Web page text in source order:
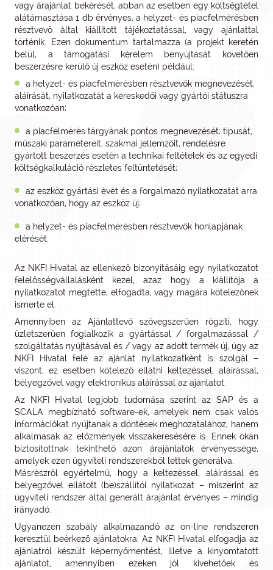
vagy árajánlat bekérését, abban az esetben egy költségtétel
alátámasztása 1 db érvényes, a helyzet- és piacfelmérésben
résztvevő által kiállított tájékoztatással, vagy ajánlattal
történik. Ezen dokumentum tartalmazza (a projekt keretén
belül, a támogatási kérelem benyújtását követően
beszerzésre kerülő új eszköz esetén) például:
a helyzet- és piacfelmérésben résztvevők megnevezését,
aláírását, nyilatkozatát a kereskedői vagy gyártói státuszra
vonatkozóan;
a piacfelmérés tárgyának pontos megnevezését; típusát,
műszaki paramétereit, szakmai jellemzőit, rendelésre
gyártott beszerzés esetén a technikai feltételek és az egyedi
költségkalkuláció részletes feltüntetését;
az eszköz gyártási évét és a forgalmazó nyilatkozatát arra
vonatkozóan, hogy az eszköz új;
a helyzet- és piacfelmérésben résztvevők honlapjának
elérését.
Az NKFI Hivatal az ellenkező bizonyításáig egy nyilatkozatot
felelősségvállalásként kezel, azaz hogy a kiállítója a
nyilatkozatot megtette, elfogadta, vagy magára kötelezőnek
ismerte el.
Amennyiben az Ajánlattevő szövegszerűen rögzíti, hogy
üzletszerűen foglalkozik a gyártással / forgalmazással /
szolgáltatás nyújtásával és / vagy az adott termék új, úgy az
NKFI Hivatal felé az ajánlat nyilatkozatként is szolgál –
viszont, ez esetben kötelező ellátni keltezéssel, aláírással,
bélyegzővel vagy elektronikus aláírással az ajánlatot.
Az NKFI Hivatal legjobb tudomása szerint az SAP és a
SCALA megbízható software-ek, amelyek nem csak valós
információkat nyújtanak a döntések meghozatalához, hanem
alkalmasak az előzmények visszakeresésére is. Ennek okán
biztosítottnak tekinthető azon árajánlatok érvényessége,
amelyek ezen ügyviteli rendszerekből lettek generálva.
Másrészről egyértelmű, hogy a keltezéssel, aláírással és
bélyegzővel ellátott (be)szállítói nyilatkozat – miszerint az
ügyviteli rendszer által generált árajánlat érvényes – mindig
irányadó.
Ugyanezen szabály alkalmazandó az on-line rendszeren
keresztül beérkező ajánlatokra. Az NKFI Hivatal elfogadja az
ajánlatról készült képernyőmentést, illetve a kinyomtatott
ajánlatot, amennyiben ezeken jól kivehetőek és